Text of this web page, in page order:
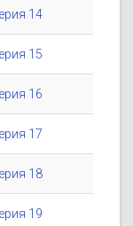
14
15
16
17
18
19